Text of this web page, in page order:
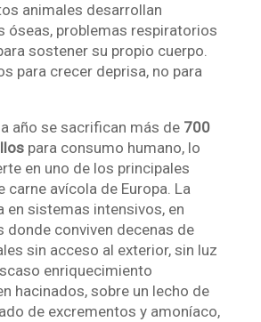
animales desarrollan
óseas, problemas respiratorios
sostener su propio cuerpo.
para crecer deprisa, no para
año se sacrifican más de 700
para consumo humano, lo
en uno de los principales
carne avícola de Europa. La
en sistemas intensivos, en
donde conviven decenas de
sin acceso al exterior, sin luz
enriquecimiento
hacinados, sobre un lecho de
de excrementos y amoníaco,